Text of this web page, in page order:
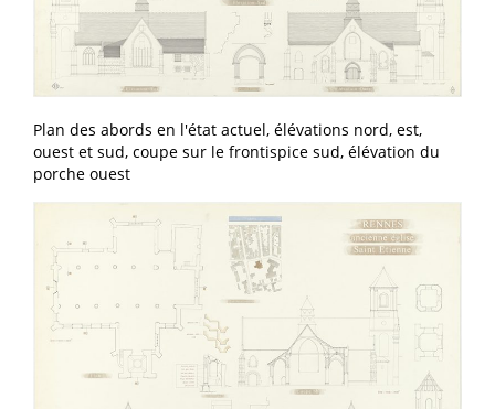
Plan des abords en l'état actuel, élévations nord, est,
ouest et sud, coupe sur le frontispice sud, élévation du
porche ouest